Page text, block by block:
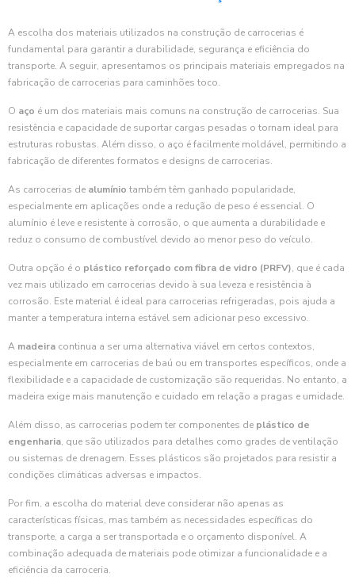
A escolha dos materiais utilizados na construção de carrocerias é
fundamental para garantir a durabilidade, segurança e eficiência do
transporte. A seguir, apresentamos os principais materiais empregados na
fabricação de carrocerias para caminhões toco.
O aço é um dos materiais mais comuns na construção de carrocerias. Sua
resistência e capacidade de suportar cargas pesadas o tornam ideal para
estruturas robustas. Além disso, o aço é facilmente moldável, permitindo a
fabricação de diferentes formatos e designs de carrocerias.
As carrocerias de alumínio também têm ganhado popularidade,
especialmente em aplicações onde a redução de peso é essencial. O
alumínio é leve e resistente à corrosão, o que aumenta a durabilidade e
reduz o consumo de combustível devido ao menor peso do veículo.
Outra opção é o plástico reforçado com fibra de vidro (PRFV), que é cada
vez mais utilizado em carrocerias devido à sua leveza e resistência à
corrosão. Este material é ideal para carrocerias refrigeradas, pois ajuda a
manter a temperatura interna estável sem adicionar peso excessivo.
A madeira continua a ser uma alternativa viável em certos contextos,
especialmente em carrocerias de baú ou em transportes específicos, onde a
flexibilidade e a capacidade de customização são requeridas. No entanto, a
madeira exige mais manutenção e cuidado em relação a pragas e umidade.
Além disso, as carrocerias podem ter componentes de plástico de
engenharia, que são utilizados para detalhes como grades de ventilação
ou sistemas de drenagem. Esses plásticos são projetados para resistir a
condições climáticas adversas e impactos.
Por fim, a escolha do material deve considerar não apenas as
características físicas, mas também as necessidades específicas do
transporte, a carga a ser transportada e o orçamento disponível. A
combinação adequada de materiais pode otimizar a funcionalidade e a
eficiência da carroceria.